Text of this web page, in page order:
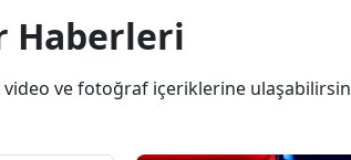
Haberleri
ve fotoğraf içeriklerine